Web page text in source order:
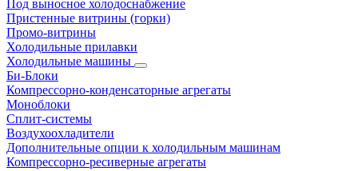
Под выносное холодоснабжение
Пристенные витрины (горки)
Промо-витрины
Холодильные прилавки
Холодильные машины
Би-Блоки
Компрессорно-конденсаторные агрегаты
Моноблоки
Сплит-системы
Воздухоохладители
Дополнительные опции к холодильным машинам
Компрессорно-ресиверные агрегаты